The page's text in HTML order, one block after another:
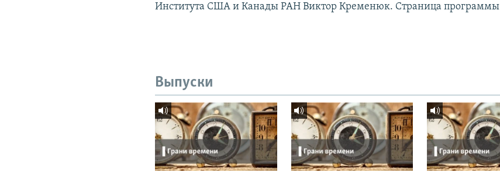
Института США и Канады РАН Виктор Кременюк. Страница программы
Выпуски